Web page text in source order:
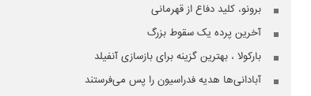
برونو، کلید دفاع از قهرمانی
آخرین پرده یک سقوط بزرگ
بارکولا ، بهترین گزینه برای بازسازی آنفیلد
آبادانی‌ها هدیه فدراسیون را پس می‌فرستند